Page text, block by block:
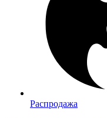
Распродажа